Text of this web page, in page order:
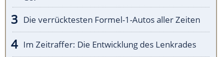
Die verrücktesten Formel-1-Autos aller Zeiten
Im Zeitraffer: Die Entwicklung des Lenkrades